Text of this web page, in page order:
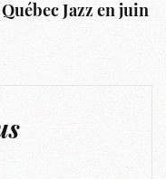
Jazz en juin